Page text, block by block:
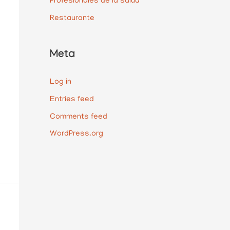
Restaurante
Meta
Log in
Entries feed
Comments feed
WordPress.org